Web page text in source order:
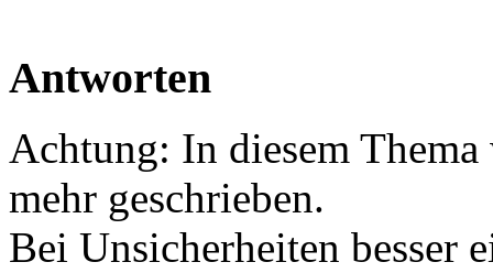
Antworten
Achtung: In diesem
mehr geschrieben.
Bei Unsicherheiten besser